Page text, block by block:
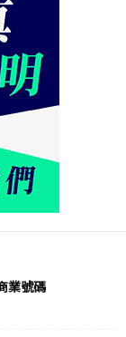
業號碼